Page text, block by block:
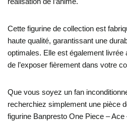
Cette figurine de collection est
haute qualité, garantissant une
optimales. Elle est également
de l’exposer fièrement dans votre
Que vous soyez un fan
recherchiez simplement une pièce
figurine Banpresto One Piece –